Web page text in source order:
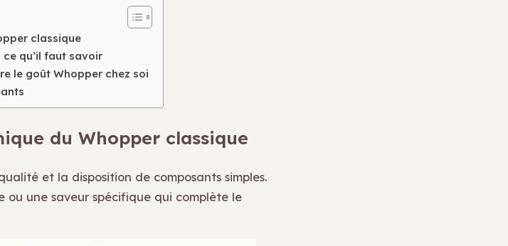
classique
qu’il faut savoir
le goût Whopper chez soi
du Whopper classique
et la disposition de composants simples.
une saveur spécifique qui complète le